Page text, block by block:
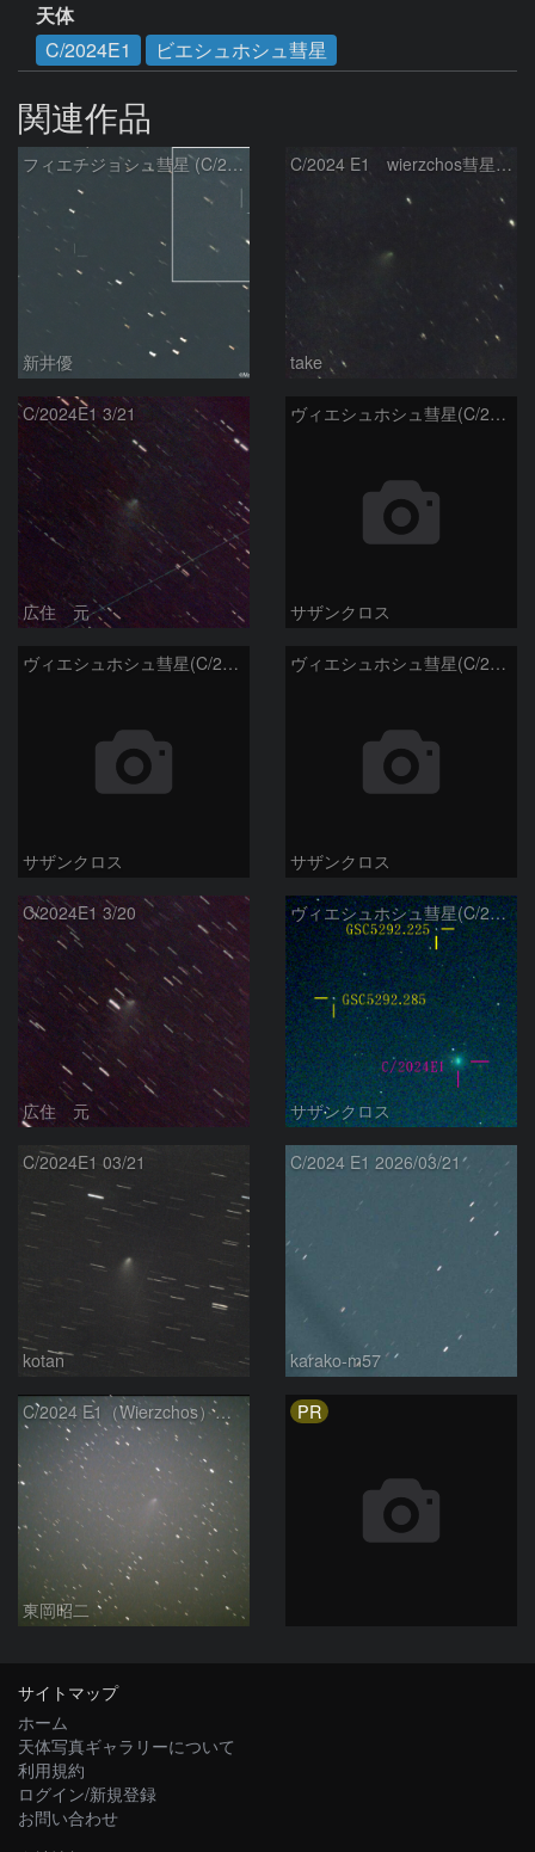
天体
C/2024E1
ビエシュホシュ彗星
関連作品
フィエチジョシュ彗星 (C/2024E1)：2026/04/02
新井優
C/2024 E1 wierzchos彗星（3/22）
take
C/2024E1 3/21
広住 元
ヴィエシュホシュ彗星(C/2024E1) 3月14日Seestar50
サザンクロス
ヴィエシュホシュ彗星(C/2024E1) 3月11日Seestar50
サザンクロス
ヴィエシュホシュ彗星(C/2024E1) 3月‎5日Seestar50
サザンクロス
C/2024E1 3/20
広住 元
ヴィエシュホシュ彗星(C/2024E1) 3月‎1日Seestar50
サザンクロス
C/2024E1 03/21
kotan
C/2024 E1 2026/03/21
karako-m57
C/2024 E1（Wierzchos） 03/21
東岡昭二
PR
サイトマップ
ホーム
天体写真ギャラリーについて
利用規約
ログイン/新規登録
お問い合わせ